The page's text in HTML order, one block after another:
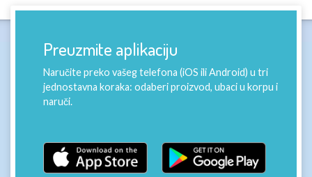
Preuzmite aplikaciju
Naručite preko vašeg telefona (iOS ili Android) u tri
jednostavna koraka: odaberi proizvod, ubaci u korpu i
naruči.